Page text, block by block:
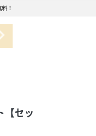
！
【セッ